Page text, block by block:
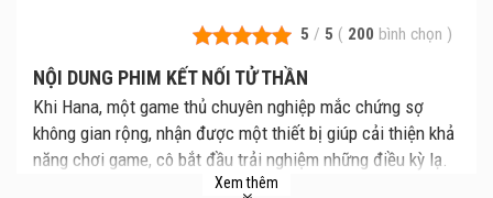
5 / 5 ( 200 bình chọn )
NỘI DUNG PHIM KẾT NỐI TỬ THẦN
Khi Hana, một game thủ chuyên nghiệp mắc chứng sợ
không gian rộng, nhận được một thiết bị giúp cải thiện khả
năng chơi game, cô bắt đầu trải nghiệm những điều kỳ lạ.
Liệu thiết bị này có đang xâm chiếm tâm trí của cô, khiến
Xem thêm